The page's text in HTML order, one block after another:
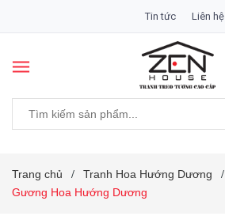
Tin tức Liên hệ
Trang chủ / Tranh Hoa Hướng Dương /
Gương Hoa Hướng Dương